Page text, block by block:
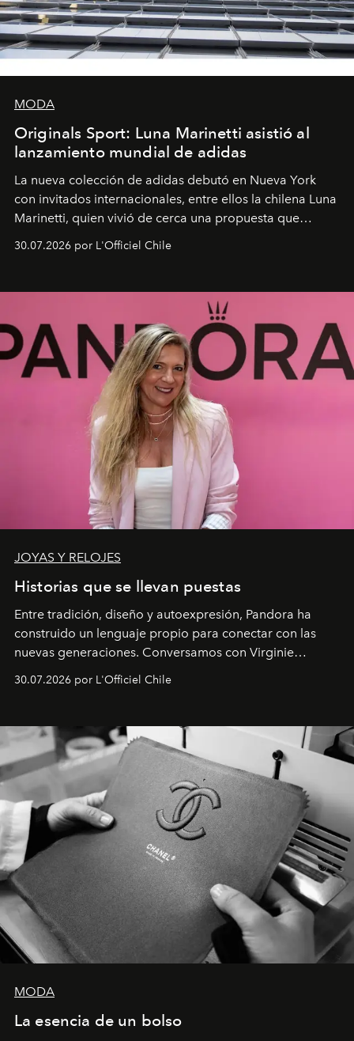
MODA
Originals Sport: Luna Marinetti asistió al
lanzamiento mundial de adidas
La nueva colección de adidas debutó en Nueva York
con invitados internacionales, entre ellos la chilena Luna
Marinetti, quien vivió de cerca una propuesta que
fusiona moda y rendimiento.
30.07.2026 por L'Officiel Chile
JOYAS Y RELOJES
Historias que se llevan puestas
Entre tradición, diseño y autoexpresión, Pandora ha
construido un lenguaje propio para conectar con las
nuevas generaciones. Conversamos con Virginie
Dubray, la responsable de marketing para
Latinoamérica, sobre identidad, cultura y el valor
30.07.2026 por L'Officiel Chile
MODA
La esencia de un bolso